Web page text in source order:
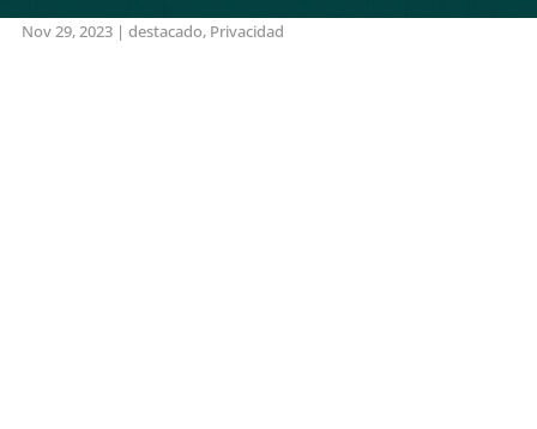
Nov 29, 2023| destacado, Privacidad